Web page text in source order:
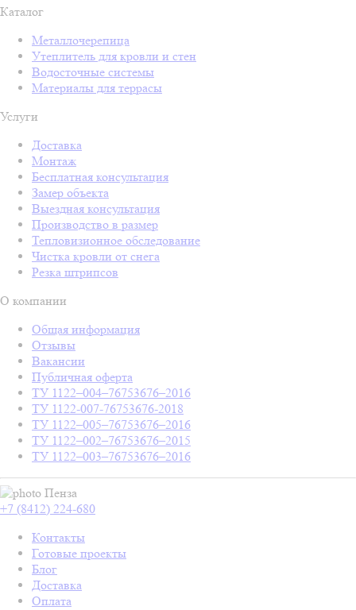
Каталог
Металлочерепица
Утеплитель для кровли и стен
Водосточные системы
Материалы для террасы
Услуги
Доставка
Монтаж
Бесплатная консультация
Замер объекта
Выездная консультация
Производство в размер
Тепловизионное обследование
Чистка кровли от снега
Резка штрипсов
О компании
Общая информация
Отзывы
Вакансии
Публичная оферта
ТУ 1122–004–76753676–2016
ТУ 1122-007-76753676-2018
ТУ 1122–005–76753676–2016
ТУ 1122–002–76753676–2015
ТУ 1122–003–76753676–2016
Пенза
+7 (8412) 224-680
Контакты
Готовые проекты
Блог
Доставка
Оплата